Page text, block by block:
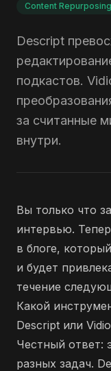
Content Repurposing
Descript
подкастов.
за считанные
внутри.
Вы только что
интервью.
в блоге,
и будет
течение
Какой
Descript или
Честный ответ:
разных задач.